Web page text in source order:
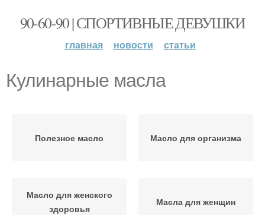
90-60-90 | СПОРТИВНЫЕ ДЕВУШКИ
главная новости статьи
Кулинарные масла
Полезное масло Масло для организма
Масло для женского
здоровья
Масла для женщин